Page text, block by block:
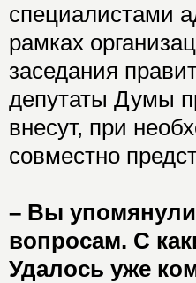
специалистами
рамках
заседания
депутаты Думы
внесут, при
совместно
– Вы
вопросам. С
Удалось уже